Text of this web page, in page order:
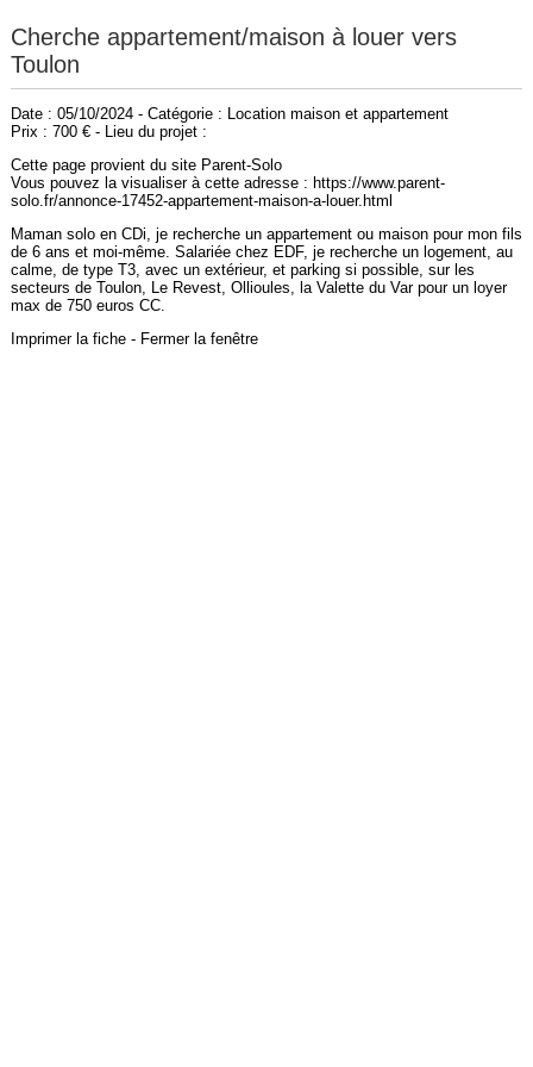
Cherche appartement/maison à louer vers
Toulon
Date : 05/10/2024 - Catégorie : Location maison et appartement
Prix : 700 € - Lieu du projet :
Cette page provient du site Parent-Solo
Vous pouvez la visualiser à cette adresse : https://www.parent-
solo.fr/annonce-17452-appartement-maison-a-louer.html
Maman solo en CDi, je recherche un appartement ou maison pour mon fils
de 6 ans et moi-même. Salariée chez EDF, je recherche un logement, au
calme, de type T3, avec un extérieur, et parking si possible, sur les
secteurs de Toulon, Le Revest, Ollioules, la Valette du Var pour un loyer
max de 750 euros CC.
Imprimer la fiche- Fermer la fenêtre